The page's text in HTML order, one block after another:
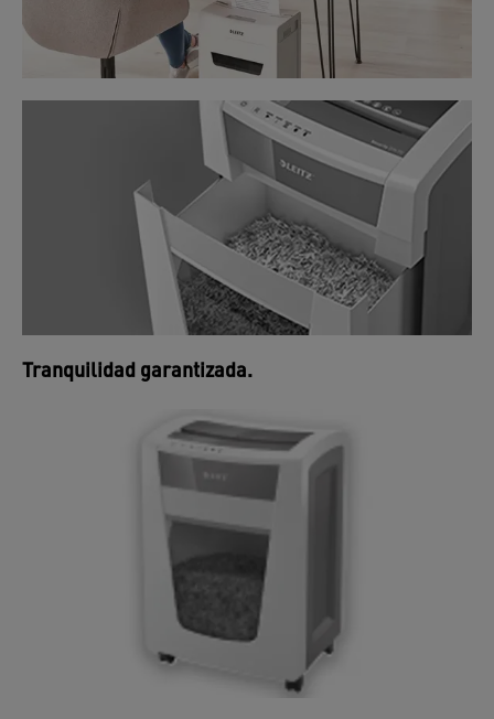
Tranquilidad garantizada.